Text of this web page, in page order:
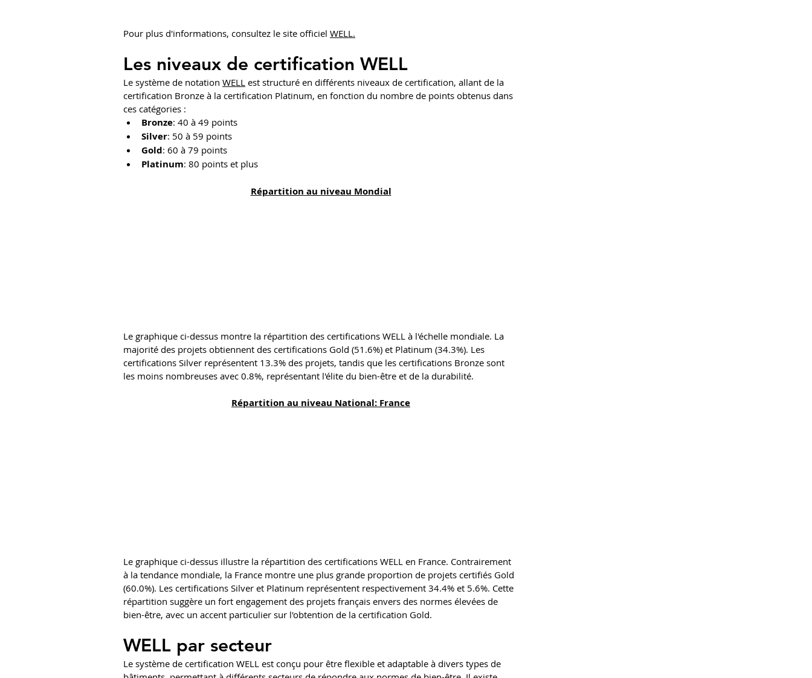
Pour plus d'informations, consultez le site officiel WELL.
Les niveaux de certification WELL
Le système de notation WELL est structuré en différents niveaux de certification, allant de la
certification Bronze à la certification Platinum, en fonction du nombre de points obtenus dans
ces catégories :
Bronze: 40 à 49 points
Silver: 50 à 59 points
Gold: 60 à 79 points
Platinum: 80 points et plus
Répartition au niveau Mondial
Le graphique ci-dessus montre la répartition des certifications WELL à l'échelle mondiale. La
majorité des projets obtiennent des certifications Gold (51.6%) et Platinum (34.3%). Les
certifications Silver représentent 13.3% des projets, tandis que les certifications Bronze sont
les moins nombreuses avec 0.8%, représentant l'élite du bien-être et de la durabilité.
Répartition au niveau National: France
Le graphique ci-dessus illustre la répartition des certifications WELL en France. Contrairement
à la tendance mondiale, la France montre une plus grande proportion de projets certifiés Gold
(60.0%). Les certifications Silver et Platinum représentent respectivement 34.4% et 5.6%. Cette
répartition suggère un fort engagement des projets français envers des normes élevées de
bien-être, avec un accent particulier sur l'obtention de la certification Gold.
WELL par secteur
Le système de certification WELL est conçu pour être flexible et adaptable à divers types de